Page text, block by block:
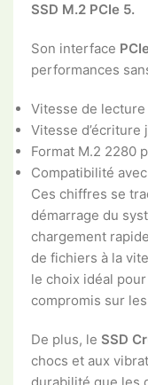
SSD M.2 PCIe 5.
Son interface
performances
Vitesse de lecture
Vitesse d’écriture
Format M.2 2280
Compatibilité
Ces chiffres se
démarrage du
chargement
de fichiers à la
le choix idéal
compromis sur les
De plus, le SSD
chocs et aux